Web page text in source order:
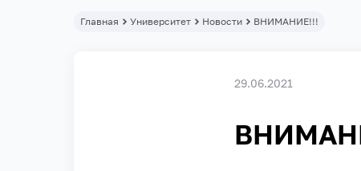
Главная Университет Новости ВНИМАНИЕ!!!
29.06.2021